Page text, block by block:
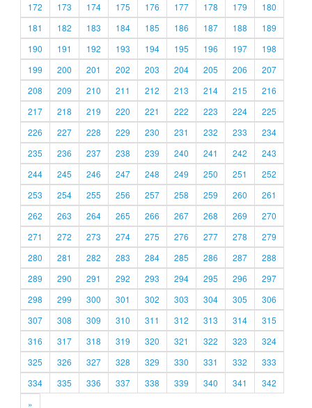
172
173 174 175 176 177 178 179
180
181
182 183 184 185 186 187 188
189
190
191 192 193 194 195 196 197
198
199
200 201 202 203 204 205 206
207
208
209 210 211 212 213 214 215
216
217
218 219 220 221 222 223 224
225
226
227 228 229 230 231 232 233
234
235
236 237 238 239 240 241 242
243
244
245 246 247 248 249 250 251
252
253
254 255 256 257 258 259 260
261
262
263 264 265 266 267 268 269
270
271
272 273 274 275 276 277 278
279
280
281 282 283 284 285 286 287
288
289
290 291 292 293 294 295 296
297
298
299 300 301 302 303 304 305
306
307
308 309 310 311 312 313 314
315
316
317 318 319 320 321 322 323
324
325
326 327 328 329 330 331 332
333
334
335 336 337 338 339 340 341
342
»